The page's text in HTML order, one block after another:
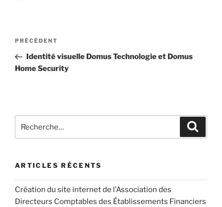
PRÉCÉDENT
Identité visuelle Domus Technologie et Domus
Home Security
ARTICLES RÉCENTS
Création du site internet de l’Association des
Directeurs Comptables des Établissements Financiers